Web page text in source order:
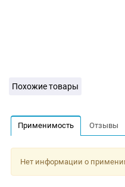
Похожие товары
Применимость Отзывы
Нет информации о